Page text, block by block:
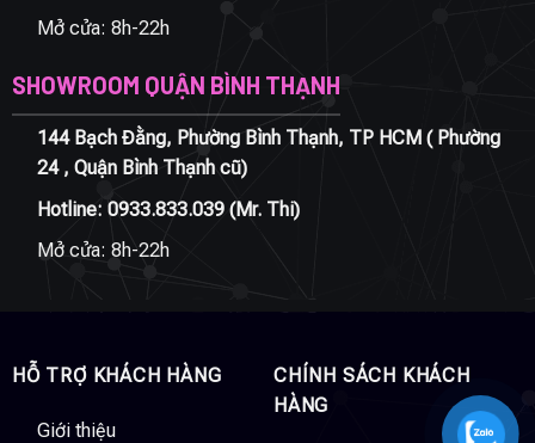
Mở cửa: 8h-22h
SHOWROOM QUẬN BÌNH THẠNH
144 Bạch Đằng, Phường Bình Thạnh, TP HCM ( Phường
24 , Quận Bình Thạnh cũ)
Hotline: 0933.833.039(Mr. Thi)
Mở cửa: 8h-22h
HỖ TRỢ KHÁCH HÀNG
Giới thiệu
CHÍNH SÁCH KHÁCH
HÀNG